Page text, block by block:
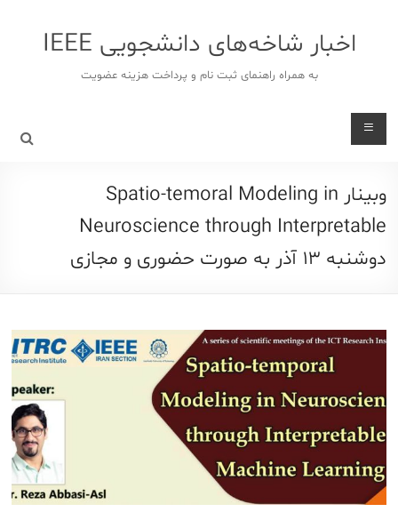
اخبار شاخه‌های دانشجویی IEEE
به همراه راهنمای ثبت نام و پرداخت هزینه عضویت
وبینار Spatio-temoral Modeling in
Neuroscience through Interpretable
دوشنبه ۱۳ آذر به صورت حضوری و مجازی‎